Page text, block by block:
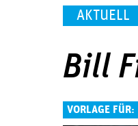
AKTUELL
Bill
VORLAGE FÜR: